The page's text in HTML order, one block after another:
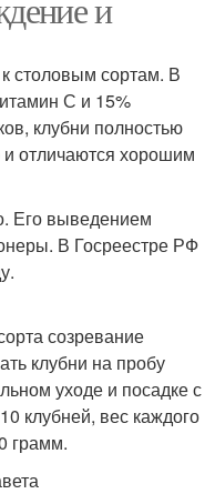
и
столовым сортам. В
С и 15%
клубни полностью
отличаются хорошим
Его выведением
В Госреестре РФ
созревание
клубни на пробу
уходе и посадке с
клубней, вес каждого
грамм.